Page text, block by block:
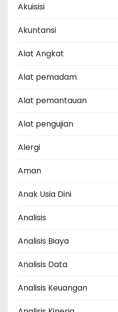
Akuisisi
Akuntansi
Alat Angkat
Alat pemadam
Alat pemantauan
Alat pengujian
Alergi
Aman
Anak Usia Dini
Analisis
Analisis Biaya
Analisis Data
Analisis Keuangan